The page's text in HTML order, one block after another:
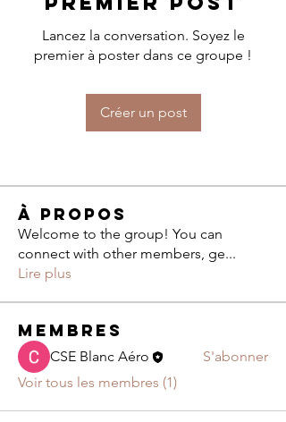
Lancez la conversation. Soyez le
premier à poster dans ce groupe !
Créer un post
À propos
Welcome to the group! You can
connect with other members, ge...
Lire plus
membres
CSE Blanc Aéro
S'abonner
Voir tous les membres (1)